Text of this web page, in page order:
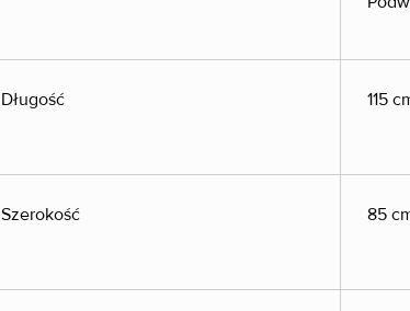
Długość 115
Szerokość 85